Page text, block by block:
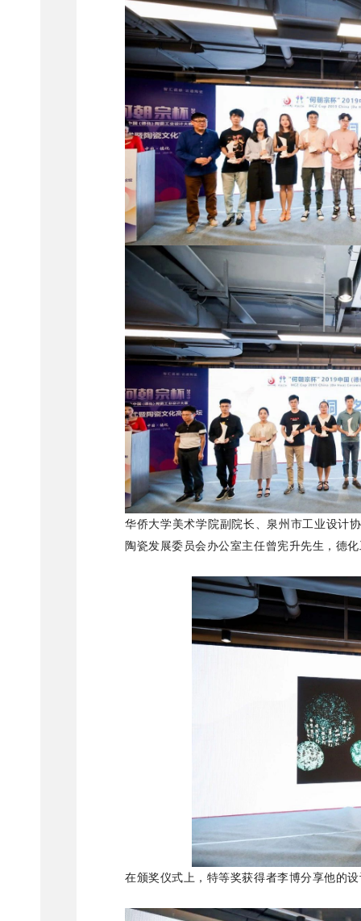
华侨大学美术学院副院长、泉州市工业设计
陶瓷发展委员会办公室主任曾宪升先生，德
在颁奖仪式上，特等奖获得者李博分享他的